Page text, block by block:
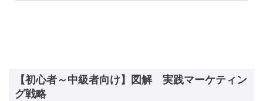
【初心者～中級者向け】図解 実践マーケティン
グ戦略